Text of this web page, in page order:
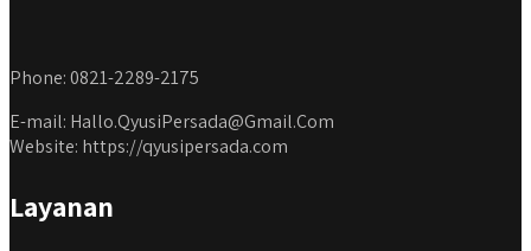
Phone: 0821-2289-2175
E-mail: Hallo.QyusiPersada@Gmail.Com
Website: https://qyusipersada.com
Layanan